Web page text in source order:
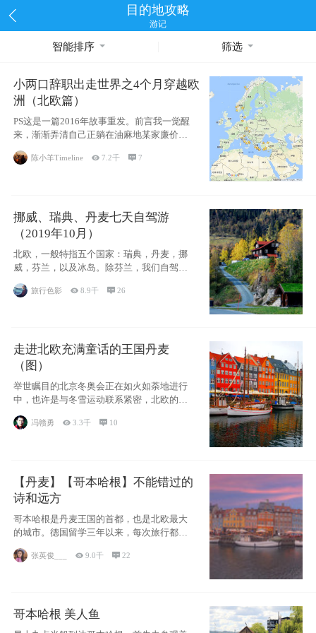
目的地攻略
游记
智能排序 筛选
小两口辞职出走世界之4个月穿越欧
洲（北欧篇）
PS这是一篇2016年故事重发。前言我一觉醒
来，渐渐弄清自己正躺在油麻地某家廉价宾
馆
陈小羊Timeline 7.2千 7
挪威、瑞典、丹麦七天自驾游
（2019年10月）
北欧，一般特指五个国家：瑞典，丹麦，挪
威，芬兰，以及冰岛。除芬兰，我们自驾游
旅行色影 8.9千 26
走进北欧充满童话的王国丹麦
（图）
举世瞩目的北京冬奥会正在如火如荼地进行
中，也许是与冬雪运动联系紧密，北欧的一
些国家因
冯赣勇 3.3千  10
【丹麦】【哥本哈根】不能错过的
诗和远方
哥本哈根是丹麦王国的首都，也是北欧最大
的城市。德国留学三年以来，每次旅行都是
张英俊___ 9.0千 22
哥本哈根 美人鱼